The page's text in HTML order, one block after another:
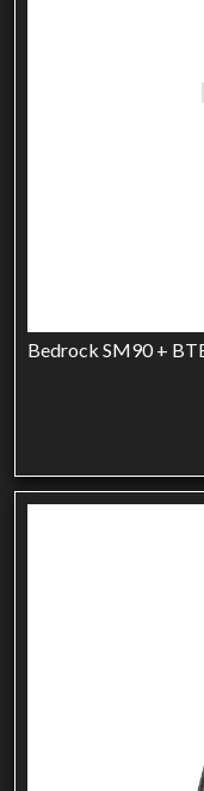
Bedrock SM90 +